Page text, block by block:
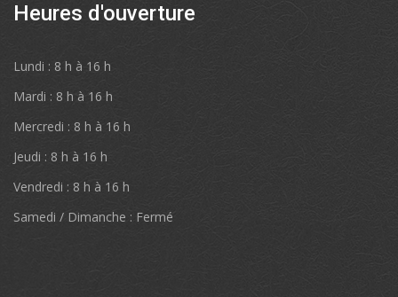
Heures d'ouverture
Lundi : 8 h à 16 h
Mardi : 8 h à 16 h
Mercredi : 8 h à 16 h
Jeudi : 8 h à 16 h
Vendredi : 8 h à 16 h
Samedi / Dimanche : Fermé